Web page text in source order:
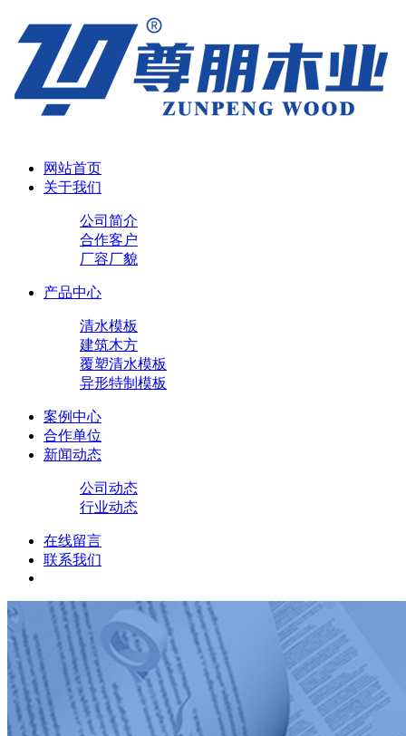
网站首页
关于我们
公司简介
合作客户
厂容厂貌
产品中心
清水模板
建筑木方
覆塑清水模板
异形特制模板
案例中心
合作单位
新闻动态
公司动态
行业动态
在线留言
联系我们